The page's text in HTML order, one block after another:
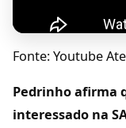
Fonte: Youtube
Pedrinho afirma
interessado na